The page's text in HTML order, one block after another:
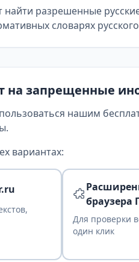
разрешенные
словарях
на запрещенные
нашим
вариантах:
браузера
Для проверки
один клик